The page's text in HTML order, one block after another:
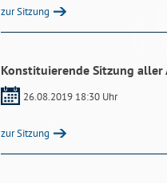
zur Sitzung
Konstituierende Sitzung aller
26.08.2019 18:30 Uhr
zur Sitzung